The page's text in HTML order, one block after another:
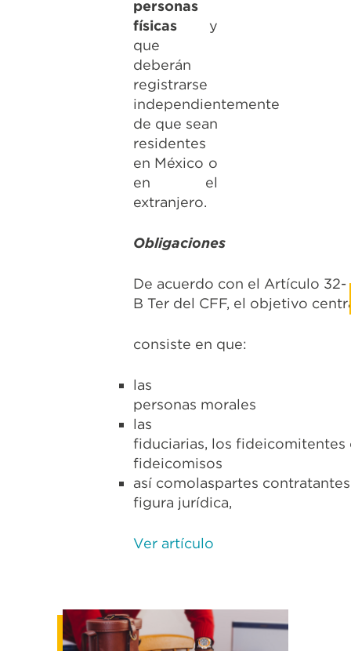
personas
físicas
y
que
deberán
registrarse
independientemente
de que sean
residentes
en México o
en el
extranjero.
Obligaciones
De acuerdo con el Artículo 32-
B Ter del CFF, el objetivo
consiste en que:
las
personas morales
las
fiduciarias, los fideicomitentes
fideicomisos
así comolaspartes
figura jurídica,
Ver artículo